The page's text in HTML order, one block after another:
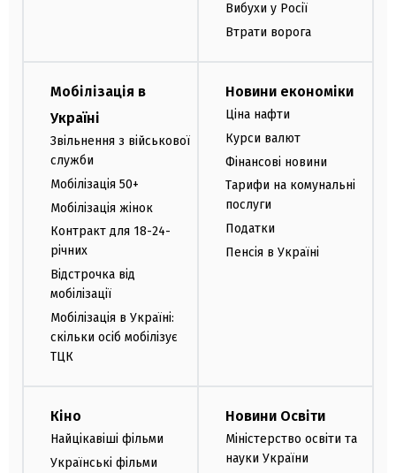
Вибухи у Росії
Втрати ворога
Мобілізація в
Україні
Звільнення з військової
служби
Мобілізація 50+
Мобілізація жінок
Контракт для 18-24-
річних
Відстрочка від
мобілізації
Мобілізація в Україні:
скільки осіб мобілізує
ТЦК
Новини економіки
Ціна нафти
Курси валют
Фінансові новини
Тарифи на комунальні
послуги
Податки
Пенсія в Україні
Кіно
Найцікавіші фільми
Українські фільми
Новини Освіти
Міністерство освіти та
науки України